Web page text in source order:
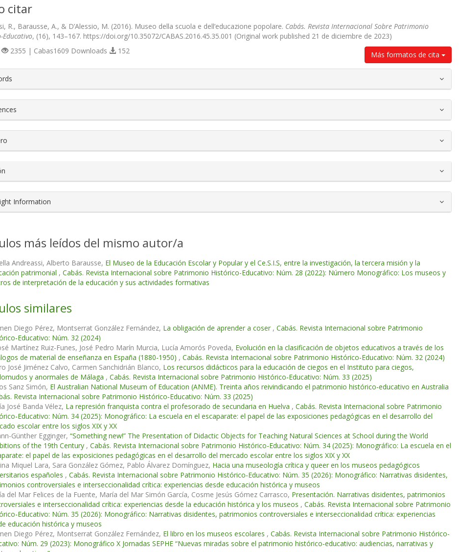
citar
R., Barausse, A., & D’Alessio, M. (2016). Museo della scuola e dell’educazione popolare. Cabás. Revista Internacional Sobre Patrimonio
, (16), 143–167. https://doi.org/10.35072/CABAS.2016.45.35.001 (Original work published 21 de diciembre de 2023)
Más formatos de cita
2355 | Cabas1609 Downloads 152
Information
más leídos del mismo autor/a
Andreassi, Alberto Barausse, El Museo de la Educación Escolar y Popular y el Ce.S.I.S, entre la investigación, la tercera misión y la
patrimonial , Cabás. Revista Internacional sobre Patrimonio Histórico-Educativo: Núm. 28 (2022): Número Monográfico: Los museos y
de interpretación de la educación y sus actividades formativas
similares
Diego Pérez, Montserrat González Fernández, La obligación de aprender a coser , Cabás. Revista Internacional sobre Patrimonio
Educativo: Núm. 32 (2024)
Martínez Ruiz-Funes, José Pedro Marín Murcia, Lucía Amorós Poveda, Evolución en la clasificación de objetos educativos a través de los
de material de enseñanza en España (1880-1950) , Cabás. Revista Internacional sobre Patrimonio Histórico-Educativo: Núm. 32 (2024)
José Jiménez Calvo, Carmen Sanchidrián Blanco, Los recursos didácticos para la educación de ciegos en el Instituto para ciegos,
y anormales de Málaga , Cabás. Revista Internacional sobre Patrimonio Histórico-Educativo: Núm. 33 (2025)
Sanz Simón, El Australian National Museum of Education (ANME). Treinta años reivindicando el patrimonio histórico-educativo en Australia
Revista Internacional sobre Patrimonio Histórico-Educativo: Núm. 33 (2025)
José Banda Vélez, La represión franquista contra el profesorado de secundaria en Huelva , Cabás. Revista Internacional sobre Patrimonio
Educativo: Núm. 34 (2025): Monográfico: La escuela en el escaparate: el papel de las exposiciones pedagógicas en el desarrollo del
escolar entre los siglos XIX y XX
Günther Egginger, “Something new!” The Presentation of Didactic Objects for Teaching Natural Sciences at School during the World
of the 19th Century , Cabás. Revista Internacional sobre Patrimonio Histórico-Educativo: Núm. 34 (2025): Monográfico: La escuela en el
el papel de las exposiciones pedagógicas en el desarrollo del mercado escolar entre los siglos XIX y XX
Miquel Lara, Sara González Gómez, Pablo Álvarez Domínguez, Hacia una museología crítica y queer en los museos pedagógicos
españoles , Cabás. Revista Internacional sobre Patrimonio Histórico-Educativo: Núm. 35 (2026): Monográfico: Narrativas disidentes,
controversiales e interseccionalidad crítica: experiencias desde educación histórica y museos
del Mar Felices de la Fuente, María del Mar Simón García, Cosme Jesús Gómez Carrasco, Presentación. Narrativas disidentes, patrimonios
e interseccionalidad crítica: experiencias desde la educación histórica y los museos , Cabás. Revista Internacional sobre Patrimonio
Educativo: Núm. 35 (2026): Monográfico: Narrativas disidentes, patrimonios controversiales e interseccionalidad crítica: experiencias
educación histórica y museos
Diego Pérez, Montserrat González Fernández, El libro en los museos escolares , Cabás. Revista Internacional sobre Patrimonio Histórico-
Núm. 29 (2023): Monográfico X Jornadas SEPHE “Nuevas miradas sobre el patrimonio histórico-educativo: audiencias, narrativas y